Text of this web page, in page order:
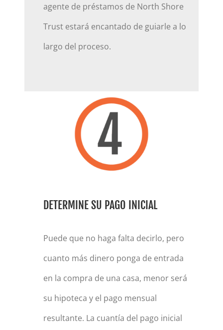
agente de préstamos de North Shore
Trust estará encantado de guiarle a lo
largo del proceso.
DETERMINE SU PAGO INICIAL
Puede que no haga falta decirlo, pero
cuanto más dinero ponga de entrada
en la compra de una casa, menor será
su hipoteca y el pago mensual
resultante. La cuantía del pago inicial